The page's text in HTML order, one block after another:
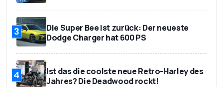
3
Die Super Bee ist zurück: Der neueste
Dodge Charger hat 600 PS
4
Ist das die coolste neue Retro-Harley des
Jahres? Die Deadwood rockt!